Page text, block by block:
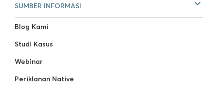
SUMBER INFORMASI
Blog Kami
Studi Kasus
Webinar
Periklanan Native